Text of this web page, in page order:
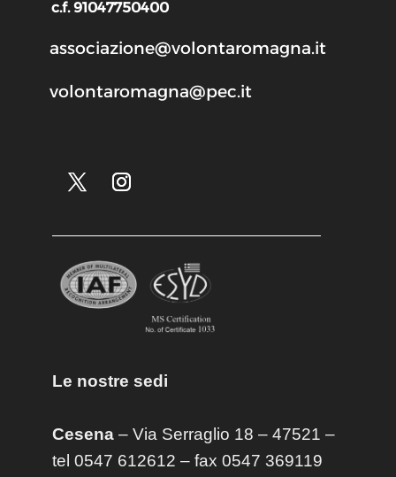
c.f. 91047750400
associazione@volontaromagna.it
volontaromagna@pec.it
Le nostre sedi
Cesena– Via Serraglio 18 – 47521 –
tel 0547 612612 – fax 0547 369119